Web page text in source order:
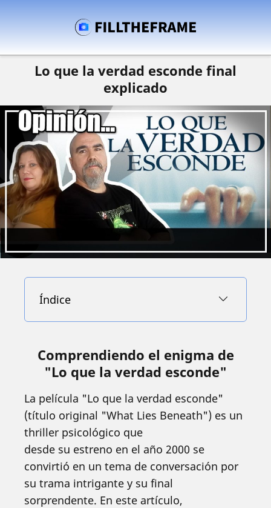
Lo que la verdad esconde final
explicado
Índice
Comprendiendo el enigma de
"Lo que la verdad esconde"
La película "Lo que la verdad esconde"
(título original "What Lies Beneath") es un
thriller psicológico que
desde su estreno en el año 2000 se
convirtió en un tema de conversación por
su trama intrigante y su final
sorprendente. En este artículo,